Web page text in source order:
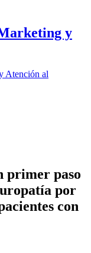
y
Atención al
primer paso
por
con